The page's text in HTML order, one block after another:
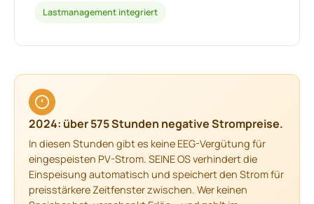
Lastmanagement integriert
2024: über 575 Stunden negative Strompreise.
In diesen Stunden gibt es keine EEG-Vergütung für
eingespeisten PV-Strom. SEINE OS verhindert die
Einspeisung automatisch und speichert den Strom für
preisstärkere Zeitfenster zwischen. Wer keinen